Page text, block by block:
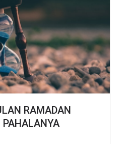
RAMADAN
PAHALANYA